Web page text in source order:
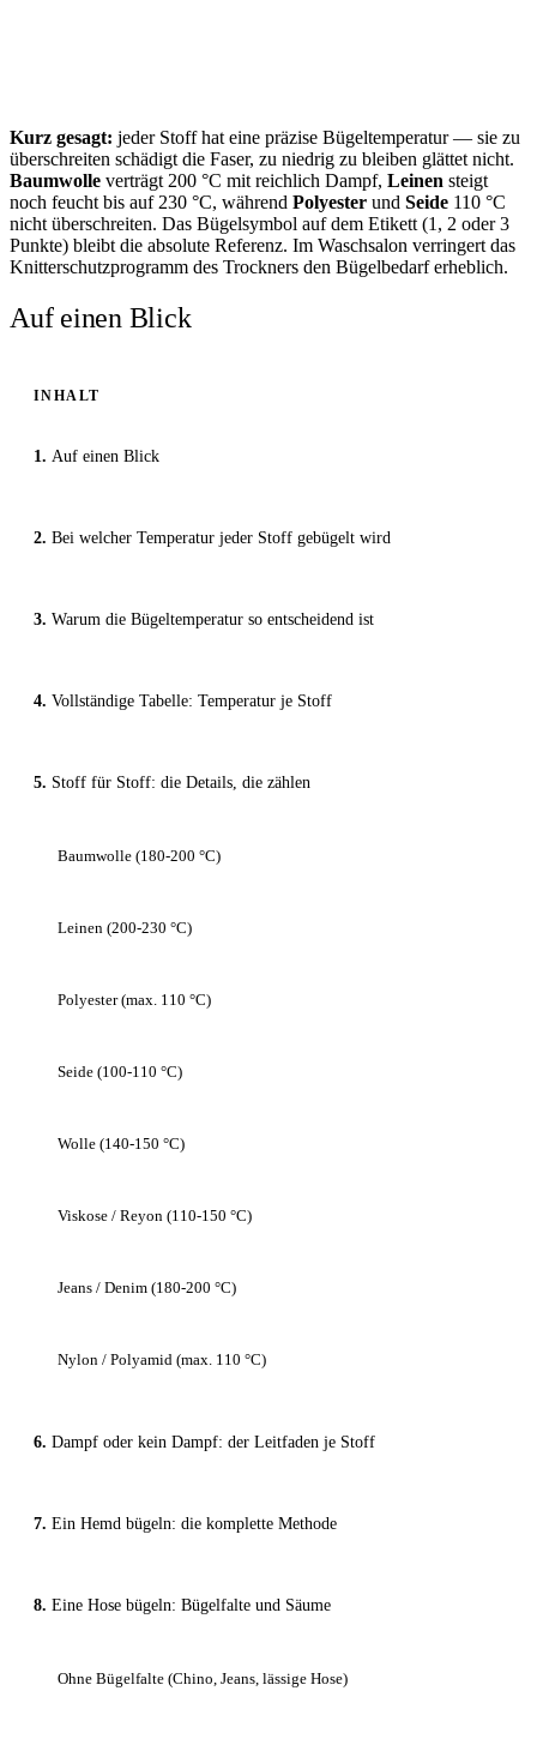
Kurz gesagt: jeder Stoff hat eine präzise Bügeltemperatur — sie zu
überschreiten schädigt die Faser, zu niedrig zu bleiben glättet nicht.
Baumwolle verträgt 200 °C mit reichlich Dampf, Leinen steigt
noch feucht bis auf 230 °C, während Polyester und Seide 110 °C
nicht überschreiten. Das Bügelsymbol auf dem Etikett (1, 2 oder 3
Punkte) bleibt die absolute Referenz. Im Waschsalon verringert das
Knitterschutzprogramm des Trockners den Bügelbedarf erheblich.
Auf einen Blick
INHALT
Auf einen Blick
Bei welcher Temperatur jeder Stoff gebügelt wird
Warum die Bügeltemperatur so entscheidend ist
Vollständige Tabelle: Temperatur je Stoff
Stoff für Stoff: die Details, die zählen
Baumwolle (180-200 °C)
Leinen (200-230 °C)
Polyester (max. 110 °C)
Seide (100-110 °C)
Wolle (140-150 °C)
Viskose / Reyon (110-150 °C)
Jeans / Denim (180-200 °C)
Nylon / Polyamid (max. 110 °C)
Dampf oder kein Dampf: der Leitfaden je Stoff
Ein Hemd bügeln: die komplette Methode
Eine Hose bügeln: Bügelfalte und Säume
Ohne Bügelfalte (Chino, Jeans, lässige Hose)